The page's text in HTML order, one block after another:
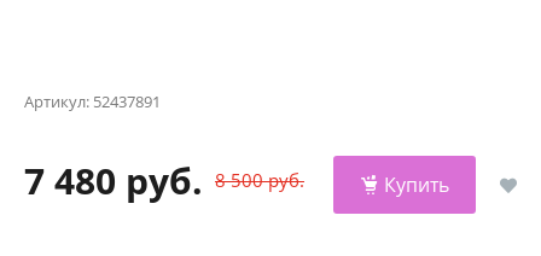
Артикул: 52437891
7 480 руб. 8 500 руб. Купить